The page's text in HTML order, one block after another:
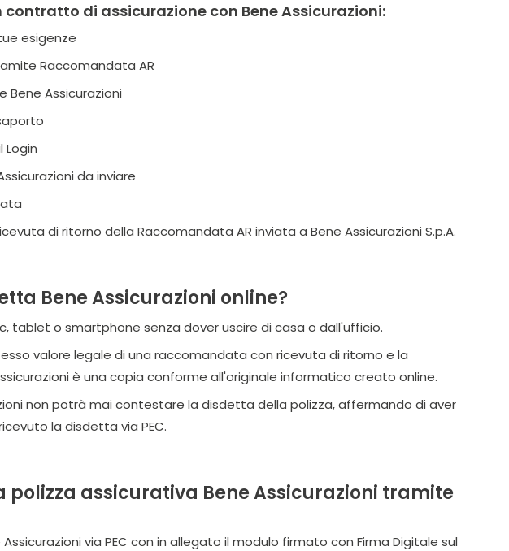
di assicurazione con Bene Assicurazioni:
esigenze
Raccomandata AR
Bene Assicurazioni
da inviare
di ritorno della Raccomandata AR inviata a Bene Assicurazioni S.p.A.
Bene Assicurazioni online?
tablet o smartphone senza dover uscire di casa o dall'ufficio.
valore legale di una raccomandata con ricevuta di ritorno e la
è una copia conforme all'originale informatico creato online.
non potrà mai contestare la disdetta della polizza, affermando di aver
la disdetta via PEC.
assicurativa Bene Assicurazioni tramite
via PEC con in allegato il modulo firmato con Firma Digitale sul